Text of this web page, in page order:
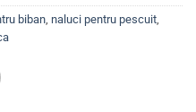
biban, naluci pentru pescuit,